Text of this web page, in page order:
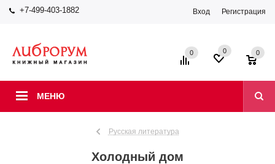
+7-499-403-1882 Вход Регистрация
МЕНЮ
0 0 0
Русская литература
Холодный дом